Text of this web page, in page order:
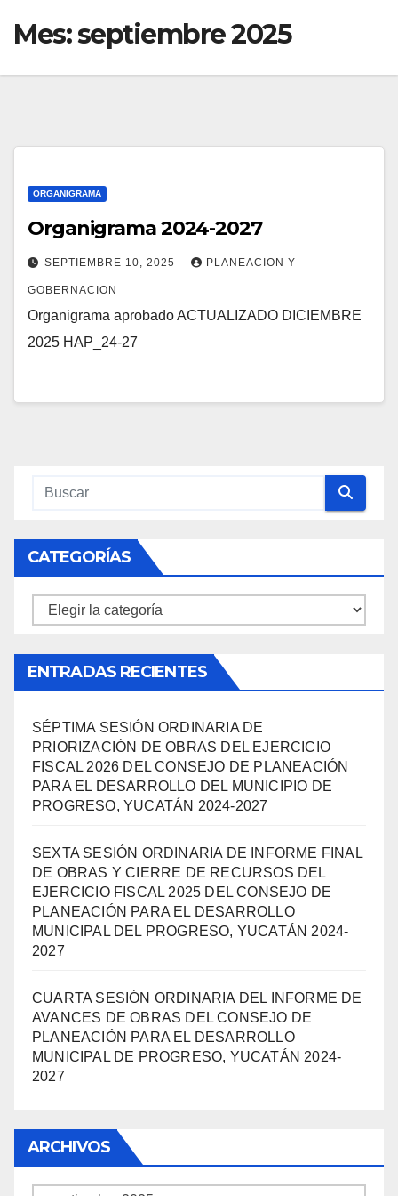
Mes:septiembre 2025
ORGANIGRAMA
Organigrama 2024-2027
SEPTIEMBRE 10, 2025 PLANEACION Y
GOBERNACION
Organigrama aprobado ACTUALIZADO DICIEMBRE
2025 HAP_24-27
CATEGORÍAS
Categorías
ENTRADAS RECIENTES
SÉPTIMA SESIÓN ORDINARIA DE
PRIORIZACIÓN DE OBRAS DEL EJERCICIO
FISCAL 2026 DEL CONSEJO DE PLANEACIÓN
PARA EL DESARROLLO DEL MUNICIPIO DE
PROGRESO, YUCATÁN 2024-2027
SEXTA SESIÓN ORDINARIA DE INFORME FINAL
DE OBRAS Y CIERRE DE RECURSOS DEL
EJERCICIO FISCAL 2025 DEL CONSEJO DE
PLANEACIÓN PARA EL DESARROLLO
MUNICIPAL DEL PROGRESO, YUCATÁN 2024-
2027
CUARTA SESIÓN ORDINARIA DEL INFORME DE
AVANCES DE OBRAS DEL CONSEJO DE
PLANEACIÓN PARA EL DESARROLLO
MUNICIPAL DE PROGRESO, YUCATÁN 2024-
2027
ARCHIVOS